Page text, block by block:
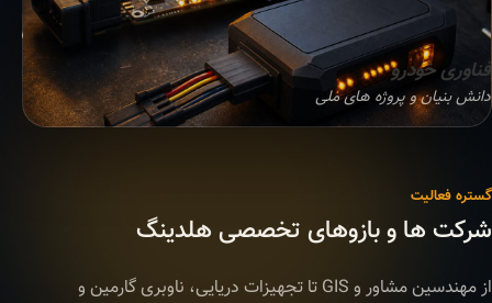
فناوری خودرو
دانش بنیان و پروژه های ملی
گستره فعالیت
شرکت ها و بازوهای تخصصی هلدینگ
از مهندسین مشاور و GIS تا تجهیزات دریایی، ناوبری گارمین و